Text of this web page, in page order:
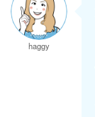
haggy